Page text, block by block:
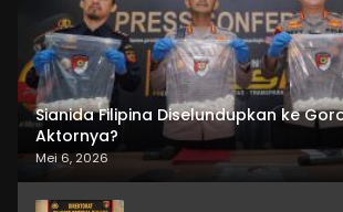
Sianida Filipina Diselundupkan ke
Aktornya?
Mei 6, 2026